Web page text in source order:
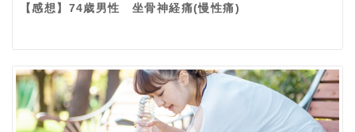
【感想】74歳男性 坐骨神経痛(慢性痛)